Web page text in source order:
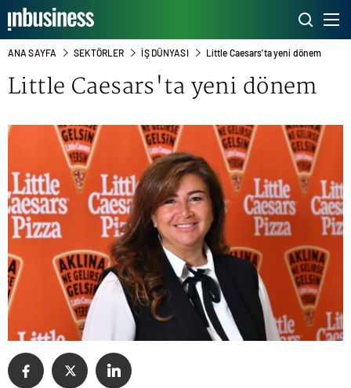
ANA SAYFA SEKTÖRLER İŞ DÜNYASI Little Caesars'ta yeni dönem
Little Caesars'ta yeni dönem